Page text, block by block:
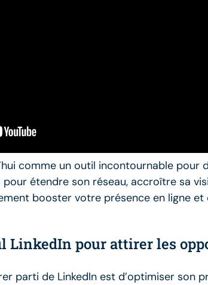
comme un outil incontournable
étendre son réseau, accroître sa
booster votre présence en ligne
LinkedIn pour attirer les
parti de LinkedIn est d’optimiser son